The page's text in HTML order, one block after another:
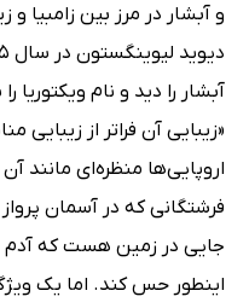
و آبشار در مرز بین زامبیا و
آبشار را دید و نام
«زیبایی آن فراتر از
اروپایی‌ها منظره‌ای مانند
فرشتگانی که در آسمان
جایی در زمین هست که آدم
اینطور حس کند. اما یک